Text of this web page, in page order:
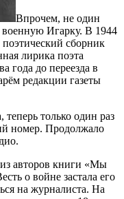
Впрочем, не один
военную Игарку. В 1944
сборник
лирика поэта
года до переезда в
редакции газеты
теперь только один раз
номер. Продолжало
авторов книги «Мы
о войне застала его
на журналиста. На